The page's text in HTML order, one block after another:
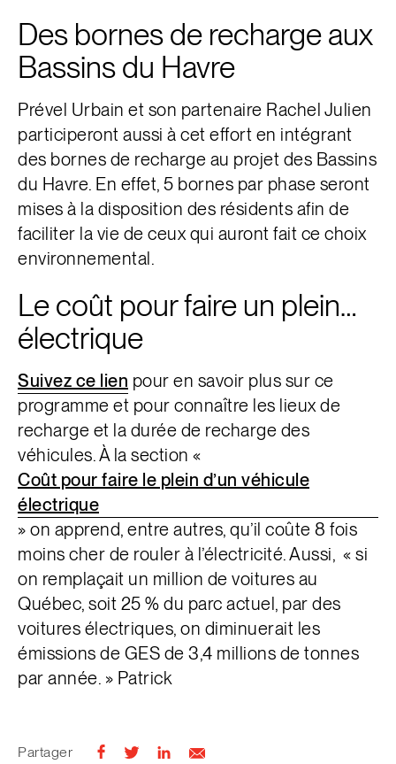
Des bornes de recharge aux
Bassins du Havre
Prével Urbain et son partenaire Rachel Julien
participeront aussi à cet effort en intégrant
des bornes de recharge au projet des Bassins
du Havre. En effet, 5 bornes par phase seront
mises à la disposition des résidents afin de
faciliter la vie de ceux qui auront fait ce choix
environnemental.
Le coût pour faire un plein…
électrique
Suivez ce lien pour en savoir plus sur ce
programme et pour connaître les lieux de
recharge et la durée de recharge des
véhicules. À la section «
Coût pour faire le plein d’un véhicule
électrique
» on apprend, entre autres, qu’il coûte 8 fois
moins cher de rouler à l’électricité. Aussi, « si
on remplaçait un million de voitures au
Québec, soit 25 % du parc actuel, par des
voitures électriques, on diminuerait les
émissions de GES de 3,4 millions de tonnes
par année. » Patrick
Partager